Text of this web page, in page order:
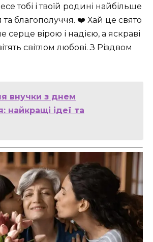
тобі і твоїй родині найбільше
та благополуччя. ❤️ Хай це свято
серце вірою і надією, а яскраві
світлом любові. З Різдвом
внучки з днем
найкращі ідеї та